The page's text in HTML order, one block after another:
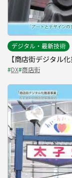
デジタル・最新技術
【商店街デジタル
#DX#商店街